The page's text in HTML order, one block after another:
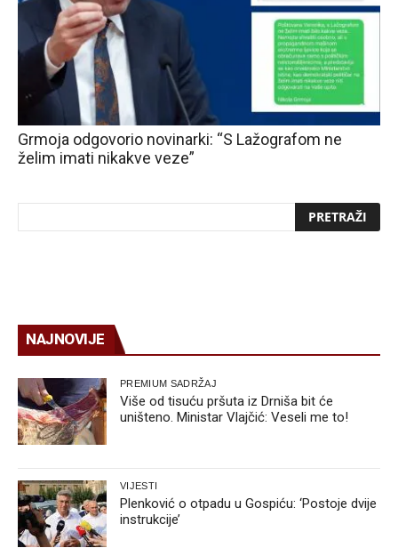
Grmoja odgovorio novinarki: “S Lažografom ne
želim imati nikakve veze”
NAJNOVIJE
PREMIUM SADRŽAJ
Više od tisuću pršuta iz Drniša bit će
uništeno. Ministar Vlajčić: Veseli me to!
VIJESTI
Plenković o otpadu u Gospiću: ‘Postoje dvije
instrukcije’